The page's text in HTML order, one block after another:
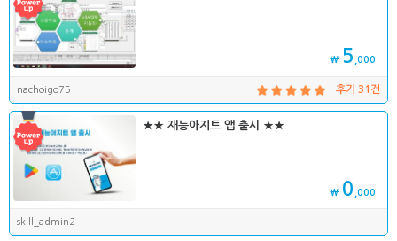
₩ 5 ,000
nachoigo75 후기 31건
★★ 재능아지트 앱 출시 ★★
₩ 0 ,000
skill_admin2